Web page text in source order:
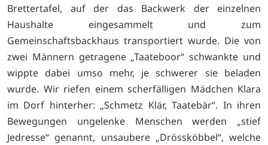
Brettertafel, auf der das Backwerk der einzelnen
Haushalte eingesammelt und zum
Gemeinschaftsbackhaus transportiert wurde. Die von
zwei Männern getragene „Taateboor“ schwankte und
wippte dabei umso mehr, je schwerer sie beladen
wurde. Wir riefen einem scherfälligen Mädchen Klara
im Dorf hinterher: „Schmetz Klär, Taatebär“. In ihren
Bewegungen ungelenke Menschen werden „stief
Jedresse“ genannt, unsaubere „Drössköbbel“, welche